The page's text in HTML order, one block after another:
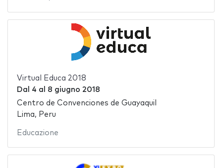
Virtual Educa 2018
Dal 4 al 8 giugno 2018
Centro de Convenciones de Guayaquil
Lima, Peru
Educazione